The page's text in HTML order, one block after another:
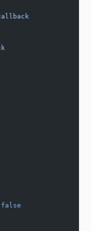
false